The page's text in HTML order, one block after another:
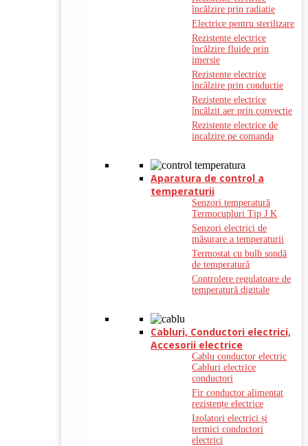
încălzire prin radiatie
Electrice pentru sterilizare
Rezistente electrice
încălzire fluide prin
imersie
Rezistente electrice
încălzire prin conductie
Rezistente electrice
încălzit aer prin convectie
Rezistente electrice de
incalzire pe comanda
Aparatura de control a
temperaturii
Senzori temperatură
Termocupluri Tip J K
Senzori electrici de
măsurare a temperaturii
Termostat cu bulb sondă
de temperatură
Controlere regulatoare de
temperatură digitale
Cabluri, Conductori electrici,
Accesorii electrice
Cablu conductor electric
Cabluri electrice
conductori
Fir conductor alimentat
rezistențe electrice
Izolatori electrici și
termici conductori
electrici